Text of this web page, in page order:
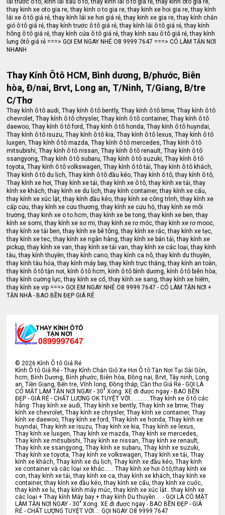
lái trước ô tô, kính lái sau ô tô, thay kính lái ô tô giá rẻ, thay kinh oto gia re,
thay kinh xe oto gia re, thay kinh o to gia re, thay kinh xe hoi gia re, thay kính
lái xe ô tô giá rẻ, thay kính lái xe hơi giá rẻ, thay kinh xe gia re, thay kính chắn
gió ô tô giá rẻ, thay kính trước ô tô giá rẻ, thay kính lái ô tô giá rẻ, thay kính
hông ô tô giá rẻ, thay kính cửa ô tô giá rẻ, thay kính sau ô tô giá rẻ, thay kính
lưng ôtô giá rẻ ===> GỌI EM NGAY NHÉ O8 9999 7647 ===> CÓ LÀM TẬN NƠI
NHANH
Thay Kính Ôtô HCM, Bình dương, B/phước, Biên
hòa, Đ/nai, Brvt, Long an, T/Ninh, T/Giang, B/tre
C/Thơ
Thay kính ô tô audi, Thay kính ô tô bently, Thay kính ô tô bmw, Thay kính ô tô
chevrolet, Thay kính ô tô chrysler, Thay kính ô tô container, Thay kính ô tô
daewoo, Thay kính ô tô ford, Thay kính ô tô honda, Thay kính ô tô huyndai,
Thay kính ô tô isuzu, Thay kính ô tô kia, Thay kính ô tô lexus, Thay kính ô tô
luxgen, Thay kính ô tô mazda, Thay kính ô tô mercedes, Thay kính ô tô
mitsubishi, Thay kính ô tô nissan, Thay kính ô tô renault, Thay kính ô tô
ssangyong, Thay kính ô tô subaru, Thay kính ô tô suzuki, Thay kính ô tô
toyota, Thay kính ô tô volkswagen, Thay kính ô tô tải, Thay kính ô tô khách,
Thay kính ô tô du lịch, Thay kính ô tô đầu kéo, Thay kính ô tô, thay kính ô tô,
Thay kính xe hơi, Thay kính xe tải, thay kính xe ô tô, thay kính xe tải, thay
kính xe khách, thay kính xe du lịch, thay kính container, thay kính xe cẩu,
thay kính xe xúc lật, thay kính đầu kéo, thay kính xe công trình, thay kính xe
cấp cứu, thay kính xe cứu thương, thay kính xe cứu hộ, thay kính xe môi
trường, thay kinh xe o to hcm, thay kính xe be tong, thay kính xe ben, thay
kính xe somi, thay kính xe sơ mi, thay kính xe rơ móc, thay kính xe rơ mooc,
thay kính xe tải ben, thay kính xe bê tông, thay kính xe rác, thay kính xe tẹc,
thay kính xe tec, thay kính xe ngân hàng, thay kính xe bán tải, thay kính xe
pickup, thay kính xe van, thay kính xe tải van, thay kính xe các loại, thay kính
tàu, thay kính thuyền, thay kính cano, thay kính ca nô, thay kính du thuyền,
thay kính tàu hỏa, thay kính máy bay, thay kính trực thăng, thay kính an toàn,
thay kính ô tô tận nơi, kính ô tô hcm, kính ô tô bình dương, kính ô tô biên hòa,
thay kính cường lực, thay kính xe cổ, thay kính xe sang, thay kính xe hiếm,
thay kính xe vip ===> GỌI EM NGAY NHÉ O8 9999 7647 - CÓ LÀM TẬN NƠI +
TẬN NHÀ - BAO BỀN ĐẸP GIÁ RẺ
©2026 Kính Ô tô Giá Rẻ
Kính Ô tô Giá Rẻ - Thay Kính Chắn Gió Xe Hơi Ô tô Tận Nơi Tại Sài Gòn,
hcm, Bình Dương, Bình phước, Biên hòa, Đồng nai, Brvt, Tây ninh, Long
an, Tiền Giang, Bến tre, Vĩnh long, Đồng tháp, Cần thơ Giá Rẻ - GỌI LÀ
CÓ MẶT LÀM TẬN NƠI NGAY - 30" Xong. XE đi được ngay - BAO BỀN
ĐẸP - GIÁ RẺ - CHẤT LƯỢNG OK TUYỆT VỜI.............Thay kính xe ô tô các
hãng: Thay kính xe audi, Thay kính xe bently, Thay kính xe bmw, Thay
kính xe chevrolet, Thay kính xe chrysler, Thay kính xe container, Thay
kính xe daewoo, Thay kính xe ford, Thay kính xe honda, Thay kính xe
huyndai, Thay kính xe isuzu, Thay kính xe kia, Thay kính xe lexus,
Thay kính xe luxgen, Thay kính xe mazda, Thay kính xe mercedes,
Thay kính xe mitsubishi, Thay kính xe nissan, Thay kính xe renault,
Thay kính xe ssangyong, Thay kính xe subaru, Thay kính xe suzuki,
Thay kính xe toyota, Thay kính xe volkswagen, Thay kính xe tải, Thay
kính xe khách, Thay kính xe du lịch, Thay kính xe đầu kéo, Thay kính
xe container và các loại xe khác...... Thay kính xe hơi ô tô,thay kính xe
con, thay kính xe tải, thay kính xe ca, thay kính xe khách, thay kính xe
container, thay kính xe đầu kéo, thay kính xe cẩu, thay kính xe cuốc,
thay kính xe lu, thay kính máy múc, thay kính xe xúc lật...thay kính xe
các loại + Thay kính Máy bay + thay kính Du thuyền.... - GỌI LÀ CÓ MẶT
LÀM TẬN NƠI NGAY - 30" Xong. XE đi được ngay - BAO BỀN ĐẸP - GIÁ
RẺ - CHẤT LƯỢNG TUYỆT VỜI.... GỌI NGAY O8 9999 7647